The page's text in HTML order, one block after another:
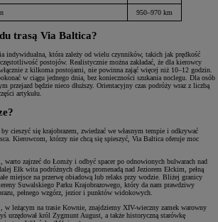
950–970 km
trasą Via Baltica?
indywidualna, która zależy od wielu czynników, takich jak prędkość
postojów. Realistycznie można zakładać, że dla kierowcy
włącznie z kilkoma postojami, nie powinna zająć więcej niż 10–12 godzin.
w ciągu jednego dnia, bez konieczności szukania noclegu. Dla osób
przejazd będzie nieco dłuższy. Orientacyjny czas podróży wraz z liczbą
artykułu.
cieszyć się krajobrazem, zwiedzać we własnym tempie i odkrywać
Kierowcom, którzy nie chcą się spieszyć, Via Baltica oferuje moc
warto zajrzeć do Łomży i odbyć spacer po odnowionych bulwarach nad
Ełk wita podróżnych długą promenadą nad Jeziorem Ełckim, pełną
miejsce na przerwę obiadową lub relaks przy wodzie. Bliżej granicy
Suwalskiego Parku Krajobrazowego, który da nam prawdziwy
pełnego wzgórz, jezior i punktów widokowych.
w leżącym na trasie Kownie, znajdziemy XIV-wieczny zamek warowny
urzędował król Zygmunt August, a także historyczną starówkę